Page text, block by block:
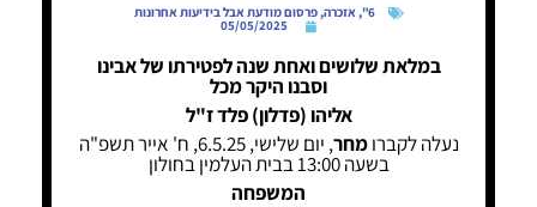
6"
,אזכרה,פרסום מודעת אבל בידיעות אחרונות
05/05/2025
במלאת שלושים ואחת שנה לפטירתו של אבינו
וסבנו היקר מכל
אליהו (פדלון) פלד ז"ל
נעלה לקברומחר , יום שלישי, 6.5.25, ח' אייר תשפ"ה
בשעה 13:00 בבית העלמין בחולון
המשפחה